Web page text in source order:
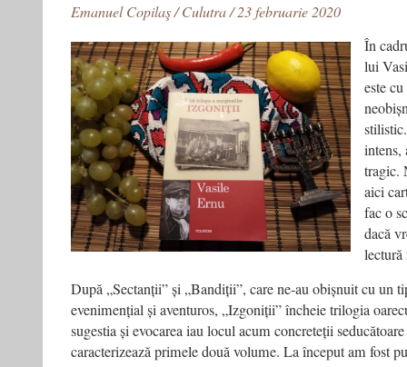
Emanuel Copilaş / Culutra / 23 februarie 2020
În
lui
este
intens,
tragic.
aici
fac o
dacă
lectură
După „Sectanții” și „Bandiții”, care ne-au obișnuit cu un
evenimențial și aventuros, „Izgoniții” încheie trilogia
sugestia și evocarea iau locul acum concreteții
caracterizează primele două volume. La început am fost